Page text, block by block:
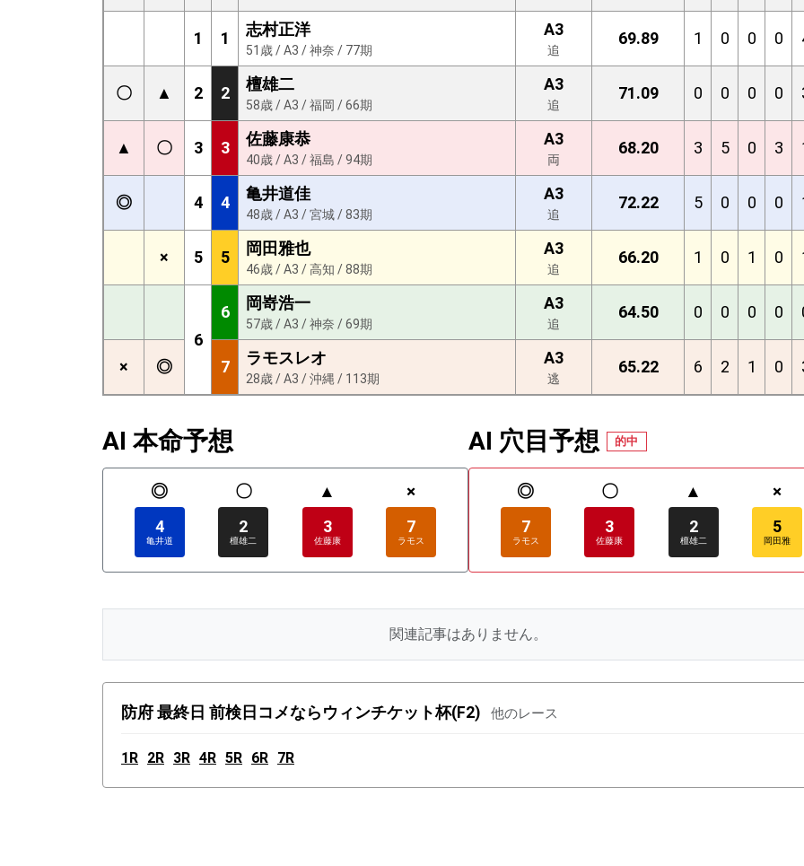
1 1 志村正洋
51歳 / A3 / 神奈 / 77期
A3
追
69.89 1 0 0 0
〇 ▲ 2 2 檀雄二
58歳 / A3 / 福岡 / 66期
A3
追
71.09 0 0 0 0
▲ 〇 3 3 佐藤康恭
40歳 / A3 / 福島 / 94期
A3
両
68.20 3 5 0 3
◎ 4 4 亀井道佳
48歳 / A3 / 宮城 / 83期
A3
追
72.22 5 0 0 0
× 5 5 岡田雅也
46歳 / A3 / 高知 / 88期
A3
追
66.20 1 0 1 0
6
6 岡嵜浩一
57歳 / A3 / 神奈 / 69期
A3
追
64.50 0 0 0 0
× ◎ 7 ラモスレオ
28歳 / A3 / 沖縄 / 113期
A3
逃
65.22 6 2 1 0
AI 本命予想
◎
4
亀井道
〇
2
檀雄二
▲
3
佐藤康
×
7
ラモス
AI 穴目予想 的中
◎
7
ラモス
〇
3
佐藤康
▲
2
檀雄二
×
5
岡田雅
関連記事はありません。
防府 最終日 前検日コメならウィンチケット杯(F2) 他のレース
1R 2R 3R 4R 5R 6R 7R